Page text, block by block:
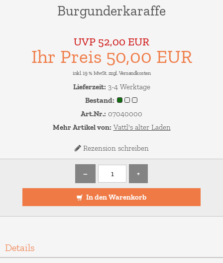
Burgunderkaraffe
UVP 52,00 EUR
Ihr Preis 50,00 EUR
inkl. 19 % MwSt. zzgl.Versandkosten
Lieferzeit: 3-4 Werktage
Bestand:
Art.Nr.: 07040000
Mehr Artikel von: Vattl's alter Laden
Rezension schreiben
– +
In den Warenkorb
Details